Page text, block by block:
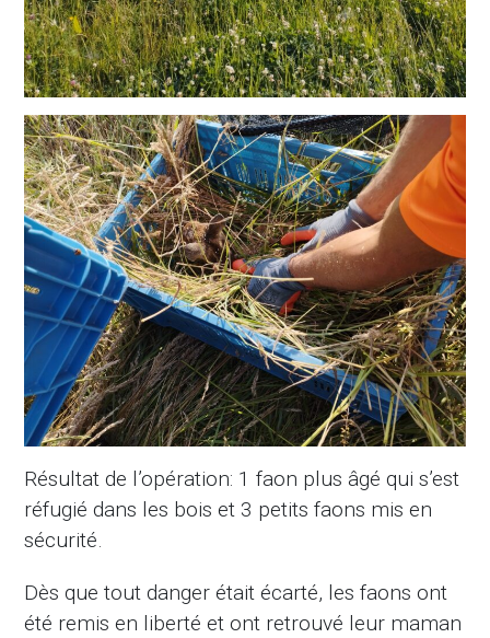
Résultat de l’opération: 1 faon plus âgé qui s’est
réfugié dans les bois et 3 petits faons mis en
sécurité.
Dès que tout danger était écarté, les faons ont
été remis en liberté et ont retrouvé leur maman